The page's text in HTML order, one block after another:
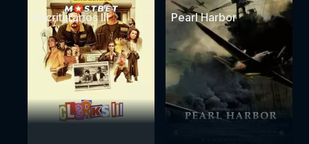
Escriturários III Pearl Harbor